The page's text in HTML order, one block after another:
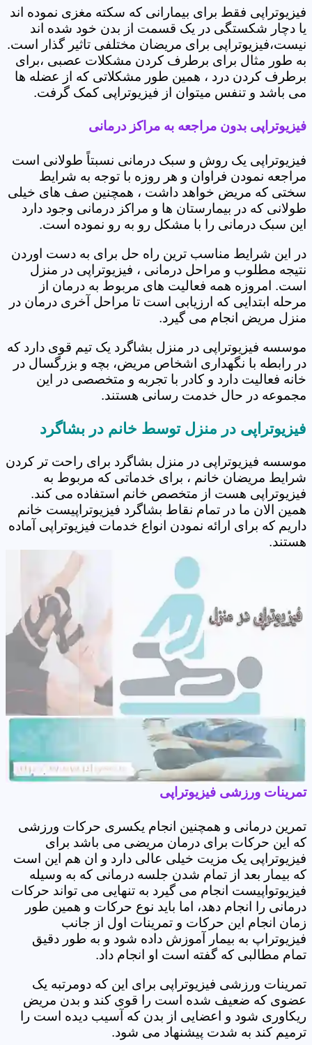
فیزیوتراپی فقط برای بیمارانی که سکته مغزی نموده اند
یا دچار شکستگی در یک قسمت از بدن خود شده اند
نیست،فیزیوتراپی برای مریضان مختلفی تاثیر گذار است.
به طور مثال برای برطرف کردن مشکلات عصبی ،برای
برطرف کردن درد ، همین طور مشکلاتی که از عضله ها
می باشد و تنفس میتوان از فیزیوتراپی کمک گرفت.
فیزیوتراپی بدون مراجعه به مراکز درمانی
فیزیوتراپی یک روش و سبک درمانی نسبتاً طولانی است
مراجعه نمودن فراوان و هر روزه با توجه به شرایط
سختی که مریض خواهد داشت ، همچنین صف های خیلی
طولانی که در بیمارستان ها و مراکز درمانی وجود دارد
این سبک درمانی را با مشکل رو به رو نموده است.
در این شرایط مناسب ترین راه حل برای به دست اوردن
نتیجه مطلوب و مراحل درمانی ، فیزیوتراپی در منزل
است. امروزه همه فعالیت های مربوط به درمان از
مرحله ابتدایی که ارزیابی است تا مراحل آخری درمان در
منزل مریض انجام می گیرد.
موسسه فیزیوتراپی در منزل بشاگرد یک تیم قوی دارد که
در رابطه با نگهداری اشخاص مریض، بچه و بزرگسال در
خانه فعالیت دارد و کادر با تجربه و متخصصی در این
مجموعه در حال خدمت رسانی هستند.
فیزیوتراپی در منزل توسط خانم در بشاگرد
موسسه فیزیوتراپی در منزل بشاگرد برای راحت تر کردن
شرایط مریضان خانم ، برای خدماتی که مربوط به
فیزیوتراپی هست از متخصص خانم استفاده می کند.
همین الان ما در تمام نقاط بشاگرد فیزیوتراپیست خانم
داریم که برای ارائه نمودن انواع خدمات فیزیوتراپی آماده
هستند.
تمرینات ورزشی فیزیوتراپی
تمرین درمانی و همچنین انجام یکسری حرکات ورزشی
که این حرکات برای درمان مریضی می باشد برای
فیزیوتراپی یک مزیت خیلی عالی دارد و ان هم این است
که بیمار بعد از تمام شدن جلسه درمانی که به وسیله
فیزیوتواپیست انجام می گیرد به تنهایی می تواند حرکات
درمانی را انجام دهد، اما باید نوع حرکات و همین طور
زمان انجام این حرکات و تمرینات اول از جانب
فیزیوتراپ به بیمار آموزش داده شود و به طور دقیق
تمام مطالبی که گفته است او انجام داد.
تمرینات ورزشی فیزیوتراپی برای این که دومرتبه یک
عضوی که ضعیف شده است را قوی کند و بدن مریض
ریکاوری شود و اعضایی از بدن که آسیب دیده است را
ترمیم کند به شدت پیشنهاد می شود.